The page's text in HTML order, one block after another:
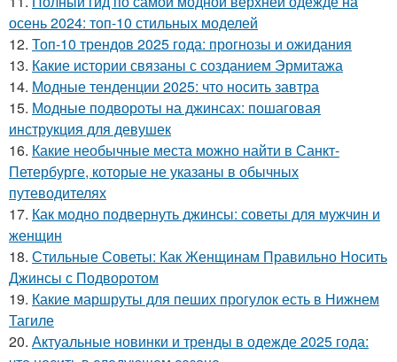
осень 2024: топ-10 стильных моделей
12. Топ-10 трендов 2025 года: прогнозы и ожидания
13. Какие истории связаны с созданием Эрмитажа
14. Модные тенденции 2025: что носить завтра
15. Модные подвороты на джинсах: пошаговая
инструкция для девушек
16. Какие необычные места можно найти в Санкт-
Петербурге, которые не указаны в обычных
путеводителях
17. Как модно подвернуть джинсы: советы для мужчин и
женщин
18. Стильные Советы: Как Женщинам Правильно Носить
Джинсы с Подворотом
19. Какие маршруты для пеших прогулок есть в Нижнем
Тагиле
20. Актуальные новинки и тренды в одежде 2025 года: